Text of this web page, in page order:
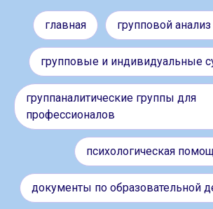
главная групповой
групповые и индивидуальные
группаналитические группы для
профессионалов
психологическая
документы по образовательной